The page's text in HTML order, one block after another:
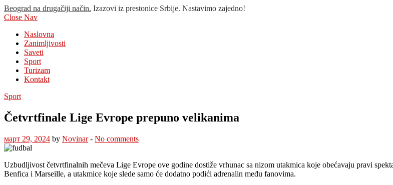
Beograd na drugačiji način. Izazovi iz prestonice Srbije. Nastavimo zajedno!
Close Nav
Naslovna
Zanimljivosti
Saveti
Sport
Turizam
Kontakt
Sport
Četvrtfinale Lige Evrope prepuno velikanima
март 29, 2024 by Novinar- No comments
Uzbudljivost četvrtfinalnih mečeva Lige Evrope ove godine dostiže vrhunac sa nizom utakmica koje obećavaju pravi
Benfica i Marseille, a utakmice koje slede samo će dodatno podići adrenalin među fanovima.